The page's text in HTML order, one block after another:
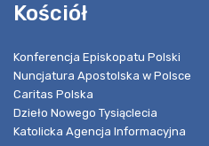
Kościół
Konferencja Episkopatu Polski
Nuncjatura Apostolska w Polsce
Caritas Polska
Dzieło Nowego Tysiąclecia
Katolicka Agencja Informacyjna